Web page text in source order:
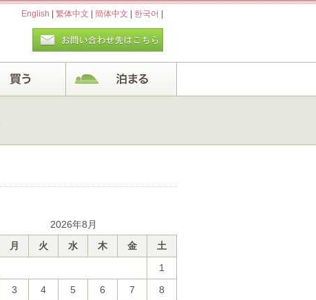
English 繁体中文 簡体中文 한국어
2026年8月
月 火 水 木 金
土
1
3 4 5 6 7
8